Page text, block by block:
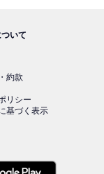
いて
約款
リシー
基づく表示